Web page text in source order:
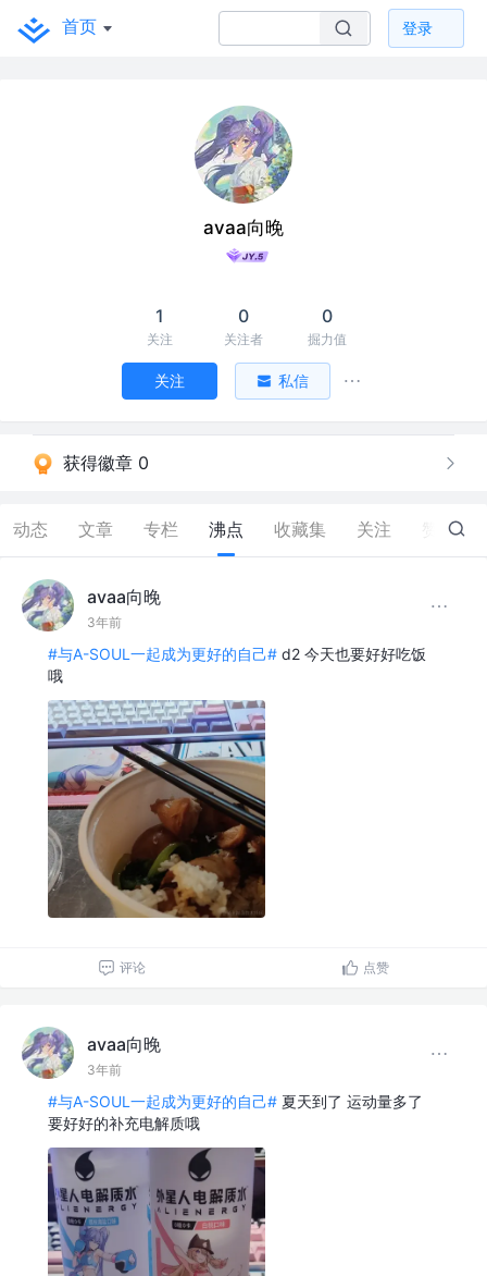
首页 登录
avaa向晚
1
关注
0
关注者
0
掘力值
关注 私信
获得徽章 0
动态 文章 专栏 沸点 收藏集 关注 0
avaa向晚
3年前
#与A-SOUL一起成为更好的自己# d2 今天也要好好吃饭
哦
评论 点赞
avaa向晚
3年前
#与A-SOUL一起成为更好的自己# 夏天到了 运动量多了
要好好的补充电解质哦